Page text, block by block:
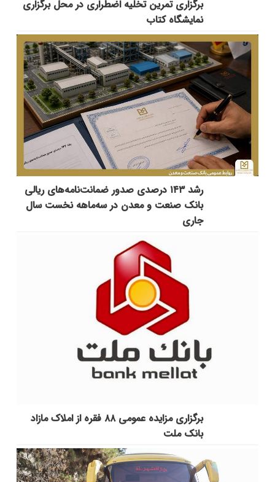
برگزاری تمرین تخلیه اضطراری در محل برگزاری
نمایشگاه کتاب
رشد ۱۴۳ درصدی صدور ضمانت‌نامه‌های ریالی
بانک صنعت و معدن در سه‌ماهه نخست سال
جاری
برگزاری مزایده عمومی ۸۸ فقره از املاک مازاد
بانک ملت